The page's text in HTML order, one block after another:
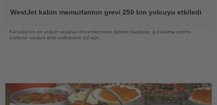
WestJet kabin memurlarının grevi 250 bin yolcuyu etkiledi
Kanada'nın en yoğun seyahat dönemlerinden birinde başlayan iş bırakma eylemi
yüzlerce uçuşun iptal edilmesine yol açtı